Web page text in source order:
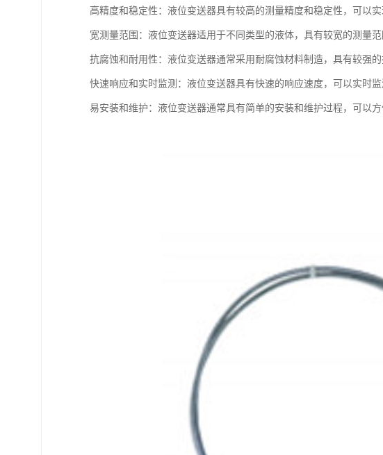
高精度和稳定性：液位变送器具有较高的测量精度和稳定性，可以
宽测量范围：液位变送器适用于不同类型的液体，具有较宽的测量
抗腐蚀和耐用性：液位变送器通常采用耐腐蚀材料制造，具有较强
快速响应和实时监测：液位变送器具有快速的响应速度，可以实时
易安装和维护：液位变送器通常具有简单的安装和维护过程，可以